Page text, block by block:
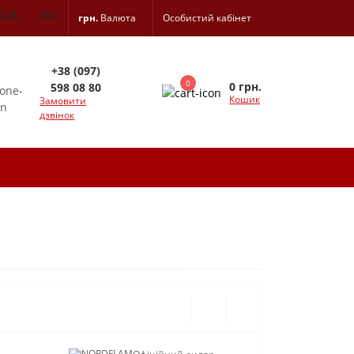
UA RU грн. Валюта Особистий кабінет
+38 (097)
598 08 80
Замовити
дзвінок
0 0 грн.
Кошик